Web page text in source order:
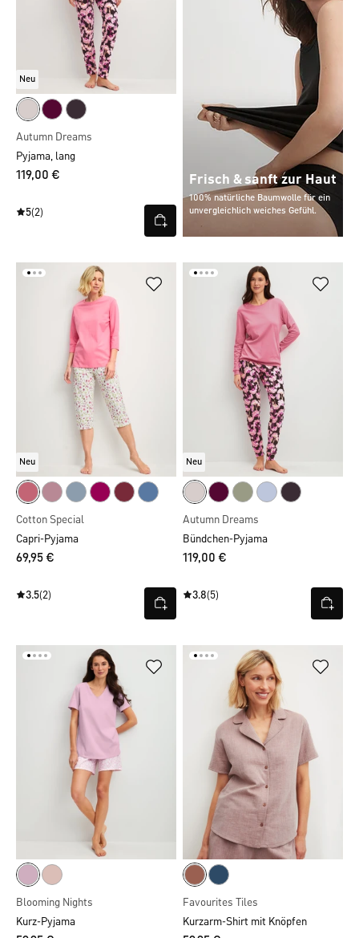
Neu
Autumn Dreams
Pyjama, lang
119,00 €
5(2)
Frisch & sanft zur Haut
100% natürliche Baumwolle für ein
unvergleichlich weiches Gefühl.
Neu
Cotton Special
Capri-Pyjama
69,95 €
3.5(2)
Neu
Autumn Dreams
Bündchen-Pyjama
119,00 €
3.8(5)
Blooming Nights
Kurz-Pyjama
Favourites Tiles
Kurzarm-Shirt mit Knöpfen